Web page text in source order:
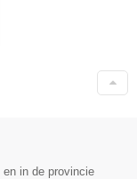
in de provincie